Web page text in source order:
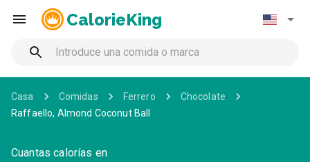
CalorieKing
Casa Comidas Ferrero
Chocolate
Raffaello, Almond Coconut Ball
Cuantas calorías en